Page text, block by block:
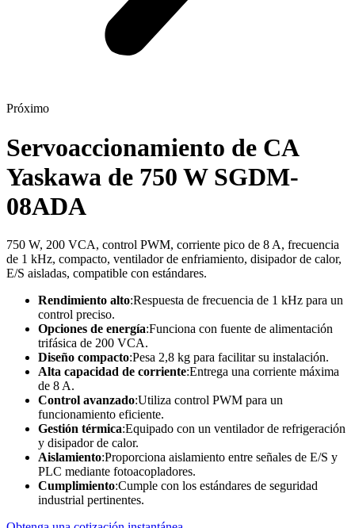
Próximo
Servoaccionamiento de CA
Yaskawa de 750 W SGDM-
08ADA
750 W, 200 VCA, control PWM, corriente pico de 8 A, frecuencia
de 1 kHz, compacto, ventilador de enfriamiento, disipador de calor,
E/S aisladas, compatible con estándares.
Rendimiento alto:Respuesta de frecuencia de 1 kHz para un
control preciso.
Opciones de energía:Funciona con fuente de alimentación
trifásica de 200 VCA.
Diseño compacto:Pesa 2,8 kg para facilitar su instalación.
Alta capacidad de corriente:Entrega una corriente máxima
de 8 A.
Control avanzado:Utiliza control PWM para un
funcionamiento eficiente.
Gestión térmica:Equipado con un ventilador de refrigeración
y disipador de calor.
Aislamiento:Proporciona aislamiento entre señales de E/S y
PLC mediante fotoacopladores.
Cumplimiento:Cumple con los estándares de seguridad
industrial pertinentes.